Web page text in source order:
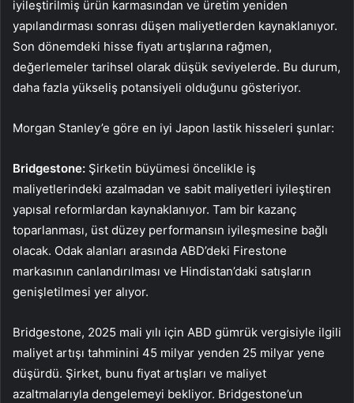
iyileştirilmiş ürün karmasından ve üretim yeniden
yapılandırması sonrası düşen maliyetlerden kaynaklanıyor.
Son dönemdeki hisse fiyatı artışlarına rağmen,
değerlemeler tarihsel olarak düşük seviyelerde. Bu durum,
daha fazla yükseliş potansiyeli olduğunu gösteriyor.
Morgan Stanley’e göre en iyi Japon lastik hisseleri şunlar:
Bridgestone: Şirketin büyümesi öncelikle iş
maliyetlerindeki azalmadan ve sabit maliyetleri iyileştiren
yapısal reformlardan kaynaklanıyor. Tam bir kazanç
toparlanması, üst düzey performansın iyileşmesine bağlı
olacak. Odak alanları arasında ABD’deki Firestone
markasının canlandırılması ve Hindistan’daki satışların
genişletilmesi yer alıyor.
Bridgestone, 2025 mali yılı için ABD gümrük vergisiyle ilgili
maliyet artışı tahminini 45 milyar yenden 25 milyar yene
düşürdü. Şirket, bunu fiyat artışları ve maliyet
azaltmalarıyla dengelemeyi bekliyor. Bridgestone’un